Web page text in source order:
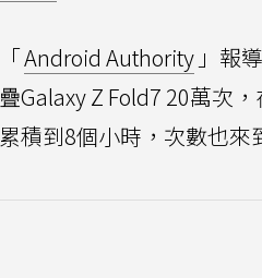
「Android Authority 」報
疊Galaxy Z Fold7 20萬次
累積到8個小時，次數也來